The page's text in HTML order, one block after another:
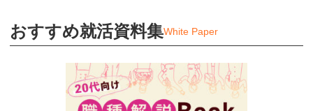
おすすめ就活資料集White Paper